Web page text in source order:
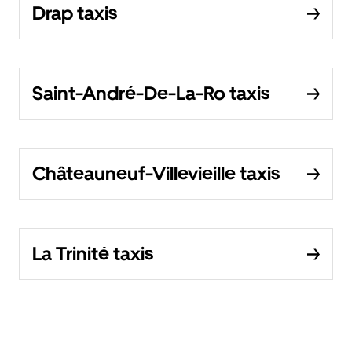
Drap taxis
Saint-André-De-La-Ro taxis
Châteauneuf-Villevieille taxis
La Trinité taxis